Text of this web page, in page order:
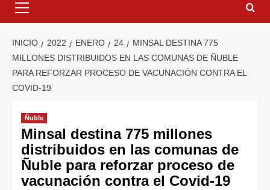
INICIO 2022 ENERO 24
MINSAL DESTINA 775
MILLONES DISTRIBUIDOS EN LAS COMUNAS DE ÑUBLE
PARA REFORZAR PROCESO DE VACUNACIÓN CONTRA EL
COVID-19
Ñuble
Minsal destina 775 millones
distribuidos en las comunas de
Ñuble para reforzar proceso de
vacunación contra el Covid-19